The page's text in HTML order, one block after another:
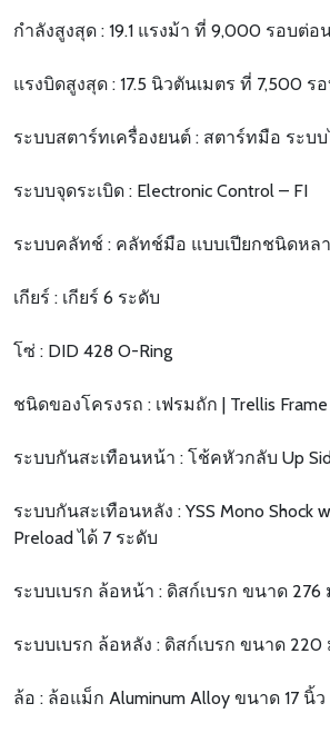
กำลังสูงสุด : 19.1 แรงม้า ที่ 9,000 รอบต่อ
แรงบิดสูงสุด : 17.5 นิวตันเมตร ที่ 7,500 ร
ระบบสตาร์ทเครื่องยนต์ : สตาร์ทมือ ระบ
ระบบจุดระเบิด : Electronic Control – FI
ระบบคลัทช์ : คลัทช์มือ แบบเปียกชนิดหล
เกียร์ : เกียร์ 6 ระดับ
โซ่ : DID 428 O-Ring
ชนิดของโครงรถ : เฟรมถัก | Trellis Frame
ระบบกันสะเทือนหน้า : โช้คหัวกลับ Up
ระบบกันสะเทือนหลัง : YSS Mono Shock
Preload ได้ 7 ระดับ
ระบบเบรก ล้อหน้า : ดิสก์เบรก ขนาด 276
ระบบเบรก ล้อหลัง : ดิสก์เบรก ขนาด 220
ล้อ : ล้อแม็ก Aluminum Alloy ขนาด 17 นิ้ว